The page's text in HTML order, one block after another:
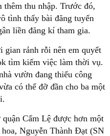
thêm thu nhập. Trước đó,
tình thấy bài đăng tuyển
liền đăng kí tham gia.
rảnh rỗi nên em quyết
tìm kiếm việc làm thời vụ.
vườn đang thiếu công
có thể đỡ đần cho ba một
Cẩm Lệ được hơn một
Nguyễn Thành Đạt (SN